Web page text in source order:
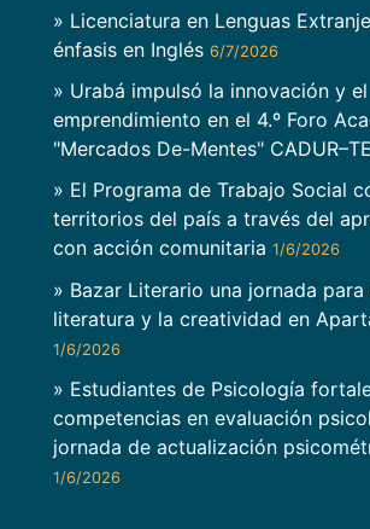
» Licenciatura en Lenguas
énfasis en Inglés 6/7/2026
» Urabá impulsó la innovación y el
emprendimiento en el 4.º Foro
"Mercados De-Mentes"
» El Programa de Trabajo Social
territorios del país a través del
con acción comunitaria 1/6/2026
» Bazar Literario una jornada
literatura y la creatividad en
1/6/2026
» Estudiantes de Psicología
competencias en evaluación
jornada de actualización
1/6/2026